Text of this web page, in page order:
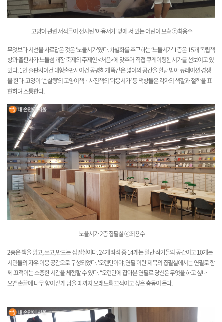
고양이 관련 서적들이 전시된 '야용서가' 앞에 서 있는 어린이 모습ⓒ최용수
무엇보다 시선을 사로잡은 것은 ‘노들서가’였다. 차별화를 추구하는 ‘노들서가’ 1층은 15개 독립책
방과 출판사가 노들섬 개장 축제의 주제인 <처음>에 맞추어 직접 큐레이팅한 서가를 선보이고 있
었다. 1인 출판사이건 대형출판사이건 공평하게 똑같은 넓이의 공간을 할당 받아 큐레이션 경쟁
을 한다. 고양이 ‘순살탱’의 고양이책 · 사진책의 ‘야옹서가’ 등 책방들은 각자의 색깔과 철학을 표
현하며 소통한다.
노을서가 2층 집필실ⓒ최용수
2층은 책을 읽고, 쓰고, 만드는 집필실이다. 24개 좌석 중 14개는 일반 작가들의 공간이고 10개는
시민들의 자유 이용 공간으로 구성되었다. '오랜만이야, 연필'이란 제목의 집필실에서는 연필로 함
께 끄적이는 소중한 시간을 체험할 수 있다. “오랜만에 잡아본 연필로 당신은 무엇을 하고 싶나
요?” 손끝에 나무 향이 짙게 남을 때까지 오래도록 끄적이고 싶은 충동이 든다.